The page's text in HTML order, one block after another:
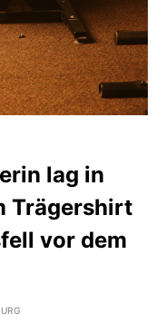
lag in
Trägershirt
vor dem